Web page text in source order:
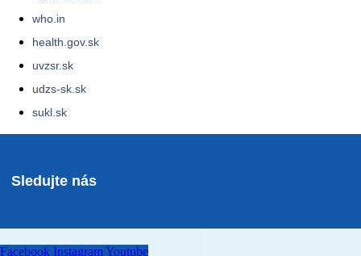
who.in
health.gov.sk
uvzsr.sk
udzs-sk.sk
sukl.sk
Sledujte nás
Facebook Instagram Youtube